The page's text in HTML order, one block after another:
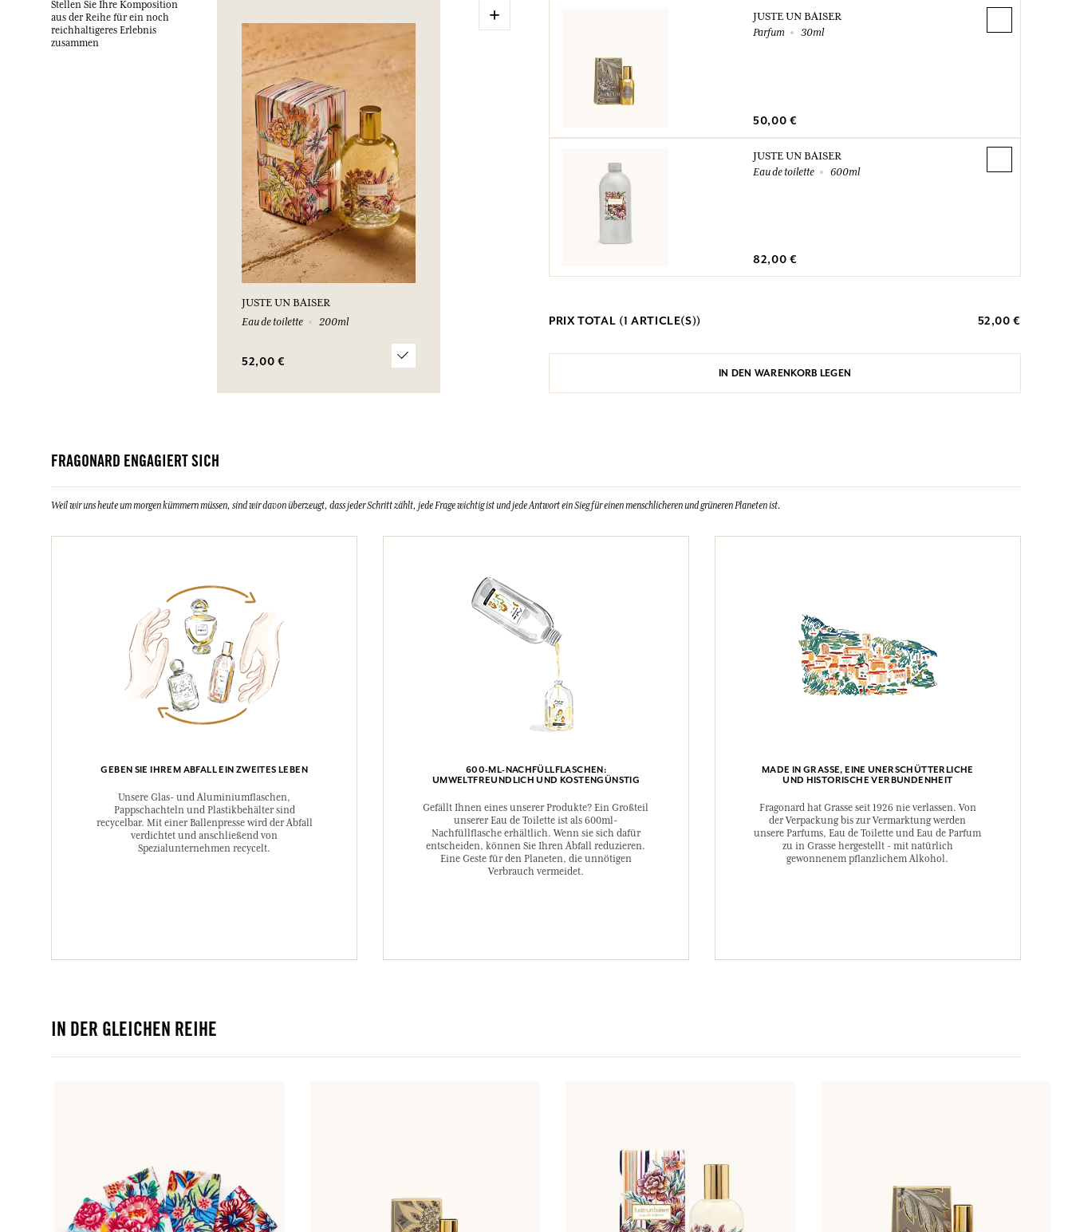
Stellen Sie Ihre Komposition
aus der Reihe für ein noch
reichhaltigeres Erlebnis
zusammen
JUSTE UN BAISER
Eau de toilette
200ml
52,00 €
+
JUSTE UN BAISER
Parfum
30ml
50,00 €
JUSTE UN BAISER
Eau de toilette
600ml
82,00 €
PRIX TOTAL (1 ARTICLE(S)) 52,00 €
IN DEN WARENKORB LEGEN
FRAGONARD ENGAGIERT SICH
Weil wir uns heute um morgen kümmern müssen, sind wir davon überzeugt, dass jeder Schritt zählt, jede Frage wichtig ist und jede Antwort ein Sieg für einen menschlicheren und grüneren Planeten ist.
GEBEN SIE IHREM ABFALL EIN ZWEITES LEBEN
Unsere Glas- und Aluminiumflaschen,
Pappschachteln und Plastikbehälter sind
recycelbar. Mit einer Ballenpresse wird der Abfall
verdichtet und anschließend von
Spezialunternehmen recycelt.
600-ML-NACHFÜLLFLASCHEN:
UMWELTFREUNDLICH UND KOSTENGÜNSTIG
Gefällt Ihnen eines unserer Produkte? Ein Großteil
unserer Eau de Toilette ist als 600ml-
Nachfüllflasche erhältlich. Wenn sie sich dafür
entscheiden, können Sie Ihren Abfall reduzieren.
Eine Geste für den Planeten, die unnötigen
Verbrauch vermeidet.
MADE IN GRASSE, EINE UNERSCHÜTTERLICHE
UND HISTORISCHE VERBUNDENHEIT
Fragonard hat Grasse seit 1926 nie verlassen. Von
der Verpackung bis zur Vermarktung werden
unsere Parfums, Eau de Toilette und Eau de Parfum
zu in Grasse hergestellt - mit natürlich
gewonnenem pflanzlichem Alkohol.
IN DER GLEICHEN REIHE